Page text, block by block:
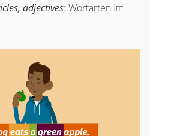
adjectives: Wortarten im